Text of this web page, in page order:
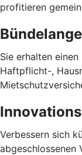
profitieren
Sie erhalten
Haftpflicht-,
Verbessern sich
abgeschlossenen